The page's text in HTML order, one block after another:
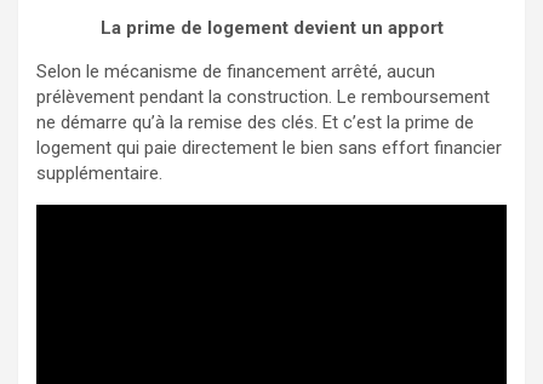
La prime de logement devient un apport
Selon le mécanisme de financement arrêté, aucun
prélèvement pendant la construction. Le remboursement
ne démarre qu’à la remise des clés. Et c’est la prime de
logement qui paie directement le bien sans effort financier
supplémentaire.